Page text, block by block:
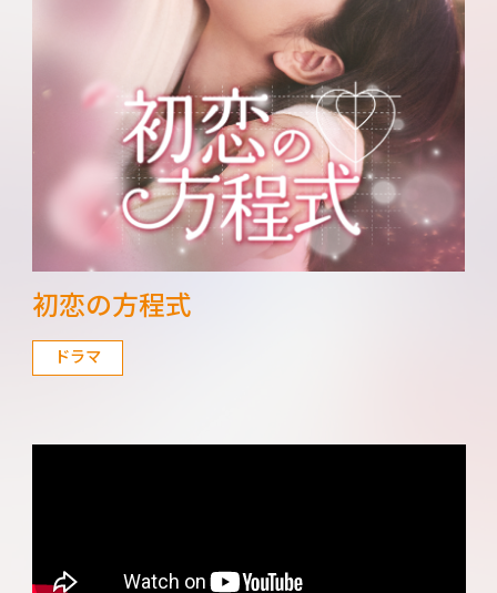
初恋の方程式
ドラマ